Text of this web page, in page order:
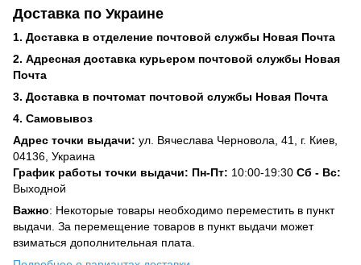
Доставка по Украине
1. Доставка в отделение почтовой службы Новая Почта
2. Адресная доставка курьером почтовой службы Новая
Почта
3. Доставка в почтомат почтовой службы Новая Почта
4. Самовывоз
Адрес точки выдачи: ул. Вячеслава Черновола, 41, г. Киев,
04136, Украина
График работы точки выдачи: Пн-Пт: 10:00-19:30 Сб - Вс:
Выходной
Важно: Некоторые товары необходимо переместить в пункт
выдачи. За перемещение товаров в пункт выдачи может
взиматься дополнительная плата.